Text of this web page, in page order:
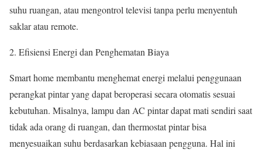
suhu ruangan, atau mengontrol televisi tanpa perlu menyentuh
saklar atau remote.
Efisiensi Energi dan Penghematan Biaya
Smart home membantu menghemat energi melalui penggunaan
perangkat pintar yang dapat beroperasi secara otomatis sesuai
kebutuhan. Misalnya, lampu dan AC pintar dapat mati sendiri saat
tidak ada orang di ruangan, dan thermostat pintar bisa
menyesuaikan suhu berdasarkan kebiasaan pengguna. Hal ini